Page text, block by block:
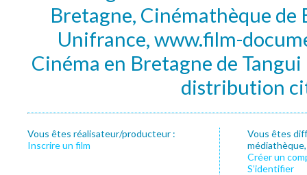
Bretagne, Cinémathèque de
Unifrance, www.film-
Cinéma en Bretagne de
distribution
Vous êtes réalisateur/producteur :
Inscrire un film
Vous êtes
Créer un
S’identifier